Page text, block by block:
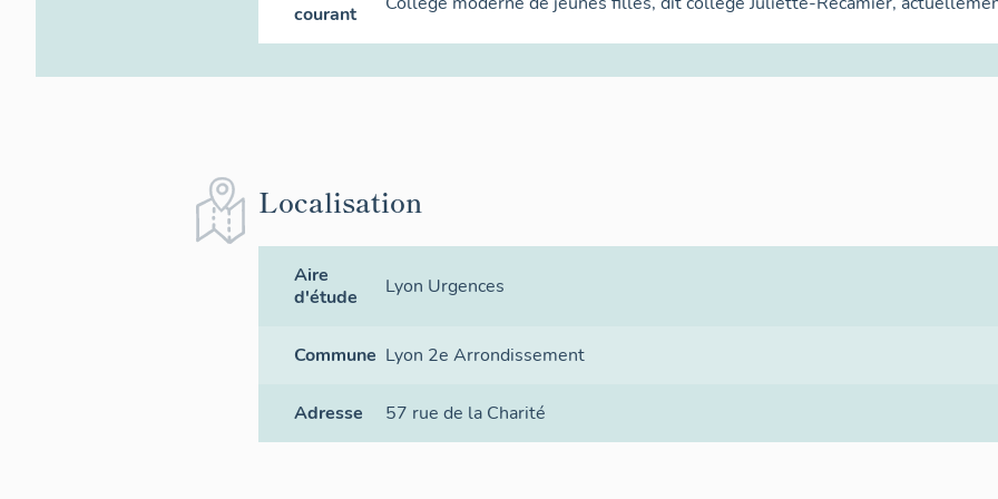
courant
Localisation
Aire
d'étude
Lyon Urgences
Commune Lyon 2e Arrondissement
Adresse 57 rue de la Charité